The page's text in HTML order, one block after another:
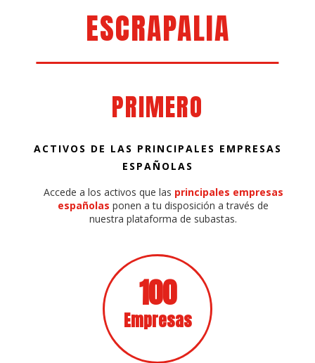
ESCRAPALIA
PRIMERO
ACTIVOS DE LAS PRINCIPALES EMPRESAS
ESPAÑOLAS
Accede a los activos que las principales empresas
españolas ponen a tu disposición a través de
nuestra plataforma de subastas.
100
Empresas